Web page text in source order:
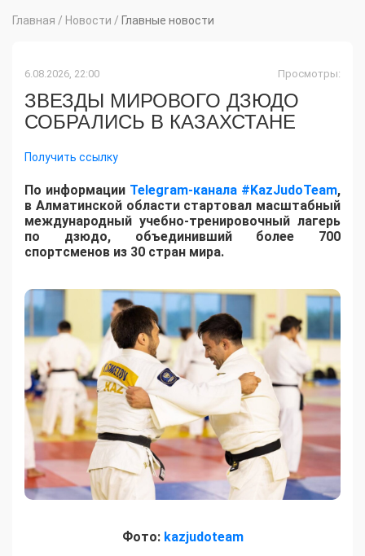
Главная / Новости / Главные новости
6.08.2026, 22:00 Просмотры:
ЗВЕЗДЫ МИРОВОГО ДЗЮДО
СОБРАЛИСЬ В КАЗАХСТАНЕ
Получить ссылку
По информации Telegram-канала #KazJudoTeam,
в Алматинской области стартовал масштабный
международный учебно-тренировочный лагерь
по дзюдо, объединивший более 700
спортсменов из 30 стран мира.
Фото: kazjudoteam